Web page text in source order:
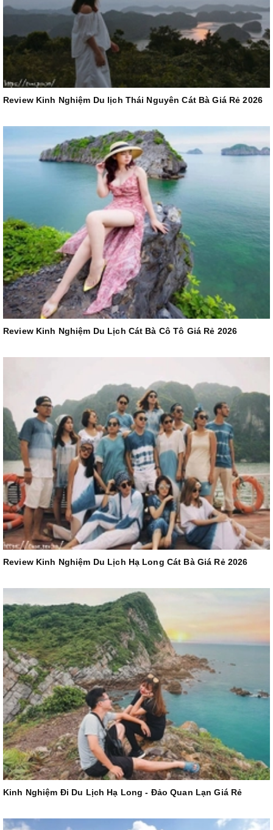
Review Kinh Nghiệm Du lịch Thái Nguyên Cát Bà Giá Rẻ 2026
Review Kinh Nghiệm Du Lịch Cát Bà Cô Tô Giá Rẻ 2026
Review Kinh Nghiệm Du Lịch Hạ Long Cát Bà Giá Rẻ 2026
Kinh Nghiệm Đi Du Lịch Hạ Long - Đảo Quan Lạn Giá Rẻ